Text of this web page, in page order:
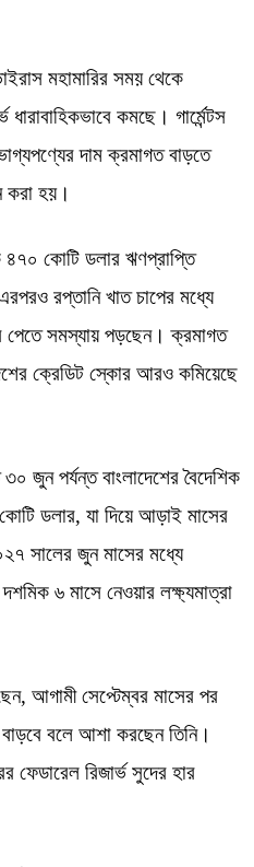
মহামারির সময় থেকে
ধারাবাহিকভাবে কমছে। গার্মেন্টস
দাম ক্রমাগত বাড়তে
করা হয়।
কোটি ডলার ঋণপ্রাপ্তি
রপ্তানি খাত চাপের মধ্যে
পেতে সমস্যায় পড়ছেন। ক্রমাগত
ক্রেডিট স্কোর আরও কমিয়েছে
জুন পর্যন্ত বাংলাদেশের বৈদেশিক
ডলার, যা দিয়ে আড়াই মাসের
সালের জুন মাসের মধ্যে
৬ মাসে নেওয়ার লক্ষ্যমাত্রা
আগামী সেপ্টেম্বর মাসের পর
বাড়বে বলে আশা করছেন তিনি।
ফেডারেল রিজার্ভ সুদের হার